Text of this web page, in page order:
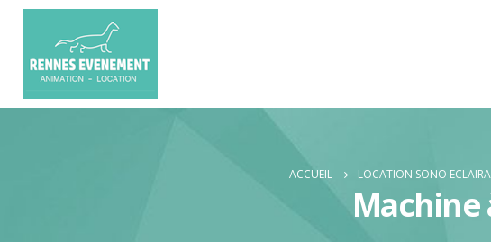
ACCUEIL LOCATION SONO
Machine